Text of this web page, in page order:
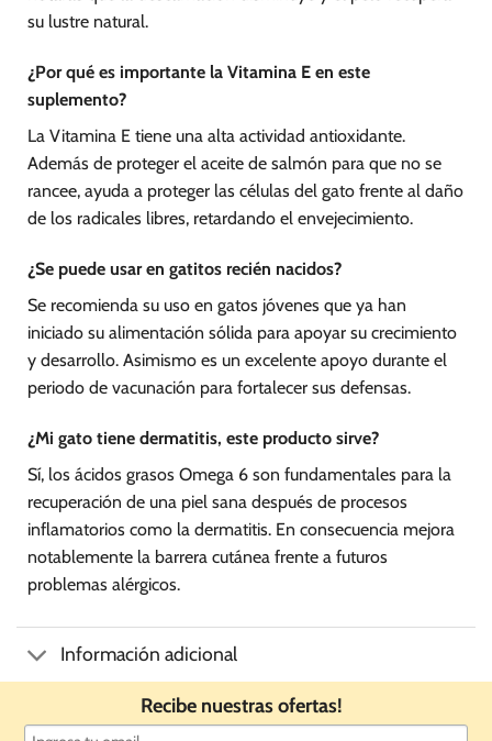
su lustre natural.
¿Por qué es importante la Vitamina E en este
suplemento?
La Vitamina E tiene una alta actividad antioxidante.
Además de proteger el aceite de salmón para que no se
rancee, ayuda a proteger las células del gato frente al daño
de los radicales libres, retardando el envejecimiento.
¿Se puede usar en gatitos recién nacidos?
Se recomienda su uso en gatos jóvenes que ya han
iniciado su alimentación sólida para apoyar su crecimiento
y desarrollo. Asimismo es un excelente apoyo durante el
periodo de vacunación para fortalecer sus defensas.
¿Mi gato tiene dermatitis, este producto sirve?
Sí, los ácidos grasos Omega 6 son fundamentales para la
recuperación de una piel sana después de procesos
inflamatorios como la dermatitis. En consecuencia mejora
notablemente la barrera cutánea frente a futuros
problemas alérgicos.
Información adicional
Recibe nuestras ofertas!